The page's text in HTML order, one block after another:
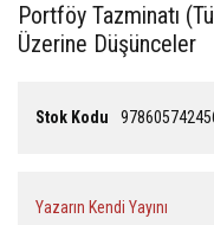
Portföy Tazminatı
Üzerine Düşünceler
Stok Kodu
Yazarın Kendi Yayını